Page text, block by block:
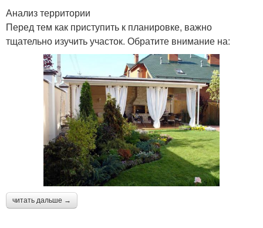
Анализ территории
Перед тем как приступить к планировке, важно
тщательно изучить участок. Обратите внимание на:
читать дальше →